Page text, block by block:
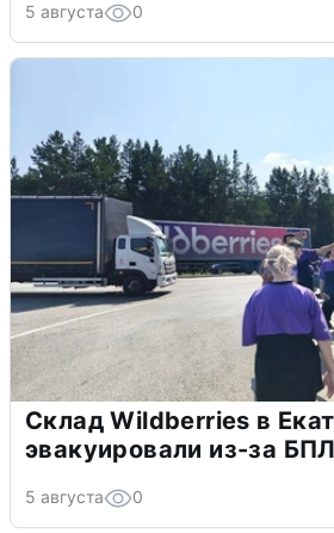
5 августа 0
Склад Wildberries в
эвакуировали из-за
5 августа 0